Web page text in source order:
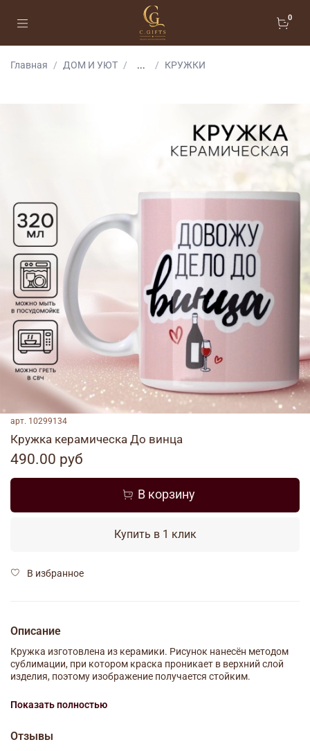
0
Главная ДОМ И УЮТ ... КРУЖКИ
арт. 10299134
Кружка керамическа До винца
490.00 руб
В корзину
Купить в 1 клик
В избранное
Описание
Кружка изготовлена из керамики. Рисунок нанесён методом
сублимации, при котором краска проникает в верхний слой
изделия, поэтому изображение получается стойким.
Показать полностью
Отзывы